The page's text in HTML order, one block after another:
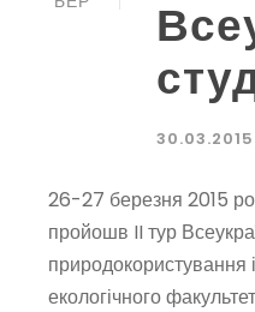
30.03.2015
26-27 березня 2015
пройошв II тур
екологічного